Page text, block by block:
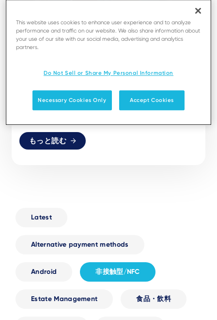
QRコード決済の準備はできまし
たか？
もっと読む
Latest
Alternative payment methods
Android 非接触型/NFC
Estate Management 食品・飲料
This website uses cookies to enhance user experience and to analyze
performance and traffic on our website. We also share information about
your use of our site with our social media, advertising and analytics
partners.
Do Not Sell or Share My Personal Information
Necessary Cookies Only Accept Cookies